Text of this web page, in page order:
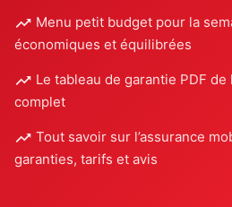
Menu petit budget pour la
économiques et équilibrées
Le tableau de garantie PDF
complet
Tout savoir sur l’assurance
garanties, tarifs et avis